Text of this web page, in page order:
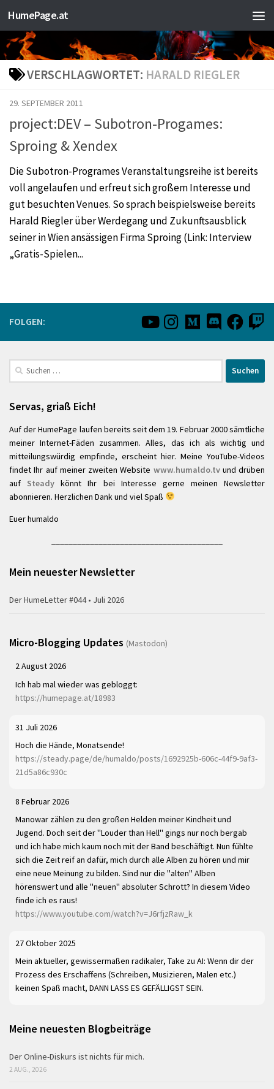
Zum Inhalt springen
HumePage.at
VERSCHLAGWORTET: HARALD RIEGLER
29. SEPTEMBER 2011
project:DEV – Subotron-Progames:
Sproing & Xendex
Die Subotron-Programes Veranstaltungsreihe ist bereits
voll angelaufen und erfreut sich großem Interesse und
gut besuchten Venues. So sprach beispielsweise bereits
Harald Riegler über Werdegang und Zukunftsausblick
seiner in Wien ansässigen Firma Sproing (Link: Interview
„Gratis-Spielen...
FOLGEN:
Suchen
nach:
Servas, griaß Eich!
Auf der HumePage laufen bereits seit dem 19. Februar 2000 sämtliche
meiner Internet-Fäden zusammen. Alles, das ich als wichtig und
mitteilungswürdig empfinde, erscheint hier. Meine YouTube-Videos
findet Ihr auf meiner zweiten Website www.humaldo.tvund drüben
auf Steady könnt Ihr bei Interesse gerne meinen Newsletter
abonnieren. Herzlichen Dank und viel Spaß
Euer humaldo
Mein neuester Newsletter
Der HumeLetter #044 • Juli 2026
Micro-Blogging Updates (Mastodon)
2 August 2026
Ich hab mal wieder was gebloggt:
https://humepage.at/18983
31 Juli 2026
Hoch die Hände, Monatsende!
https://steady.page/de/humaldo/posts/1692925b-606c-44f9-9af3-
21d5a86c930c
8 Februar 2026
Manowar zählen zu den großen Helden meiner Kindheit und
Jugend. Doch seit der "Louder than Hell" gings nur noch bergab
und ich habe mich kaum noch mit der Band beschäftigt. Nun fühlte
sich die Zeit reif an dafür, mich durch alle Alben zu hören und mir
eine neue Meinung zu bilden. Sind nur die "alten" Alben
hörenswert und alle "neuen" absoluter Schrott? In diesem Video
finde ich es raus!
https://www.youtube.com/watch?v=J6rfjzRaw_k
27 Oktober 2025
Mein aktueller, gewissermaßen radikaler, Take zu AI: Wenn dir der
Prozess des Erschaffens (Schreiben, Musizieren, Malen etc.)
keinen Spaß macht, DANN LASS ES GEFÄLLIGST SEIN.
Meine neuesten Blogbeiträge
Der Online-Diskurs ist nichts für mich.
2 AUG., 2026